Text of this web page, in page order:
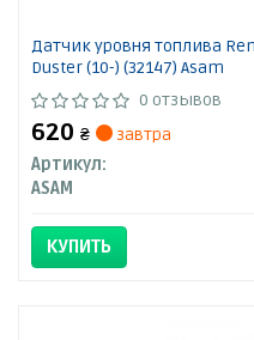
Датчик уровня топлива
Duster (10-) (32147) Asam
0 отзывов
620 ₴
завтра
Артикул:
ASAM
КУПИТЬ